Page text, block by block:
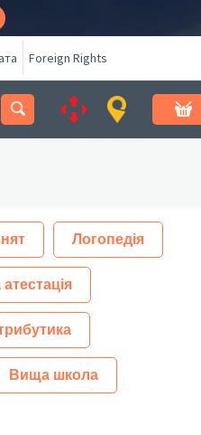
Foreign Rights
Логопедія
Вища школа